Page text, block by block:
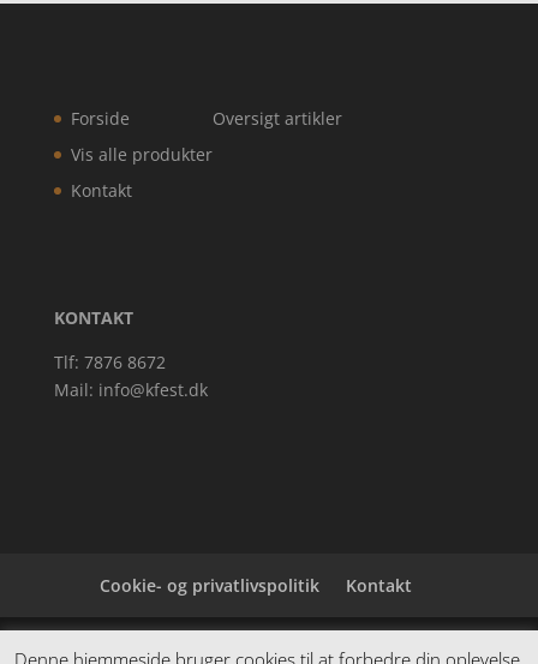
Forside
Vis alle produkter
Kontakt
Oversigt artikler
KONTAKT
Tlf: 7876 8672
Mail: info@kfest.dk
Cookie- og privatlivspolitik Kontakt
Denne hjemmeside samler et bredt udvalg af
Denne hjemmeside bruger cookies til at forbedre din oplevelse.